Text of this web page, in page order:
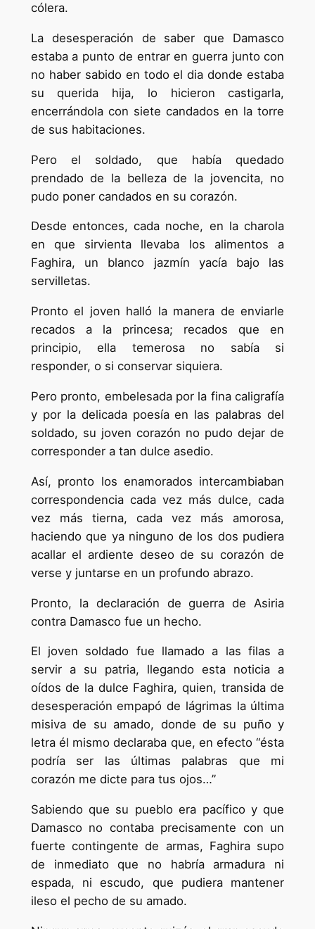
cólera.
La desesperación de saber que Damasco
estaba a punto de entrar en guerra junto con
no haber sabido en todo el dia donde estaba
su querida hija, lo hicieron castigarla,
encerrándola con siete candados en la torre
de sus habitaciones.
Pero el soldado, que había quedado
prendado de la belleza de la jovencita, no
pudo poner candados en su corazón.
Desde entonces, cada noche, en la charola
en que sirvienta llevaba los alimentos a
Faghira, un blanco jazmín yacía bajo las
servilletas.
Pronto el joven halló la manera de enviarle
recados a la princesa; recados que en
principio, ella temerosa no sabía si
responder, o si conservar siquiera.
Pero pronto, embelesada por la fina caligrafía
y por la delicada poesía en las palabras del
soldado, su joven corazón no pudo dejar de
corresponder a tan dulce asedio.
Así, pronto los enamorados intercambiaban
correspondencia cada vez más dulce, cada
vez más tierna, cada vez más amorosa,
haciendo que ya ninguno de los dos pudiera
acallar el ardiente deseo de su corazón de
verse y juntarse en un profundo abrazo.
Pronto, la declaración de guerra de Asiria
contra Damasco fue un hecho.
El joven soldado fue llamado a las filas a
servir a su patria, llegando esta noticia a
oídos de la dulce Faghira, quien, transida de
desesperación empapó de lágrimas la última
misiva de su amado, donde de su puño y
letra él mismo declaraba que, en efecto “ésta
podría ser las últimas palabras que mi
corazón me dicte para tus ojos…”
Sabiendo que su pueblo era pacífico y que
Damasco no contaba precisamente con un
fuerte contingente de armas, Faghira supo
de inmediato que no habría armadura ni
espada, ni escudo, que pudiera mantener
ileso el pecho de su amado.